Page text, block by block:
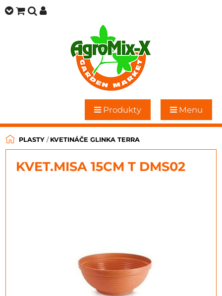
Produkty Menu
PLASTY / KVETINÁČE GLINKA TERRA
KVET.MISA 15CM T DMS02